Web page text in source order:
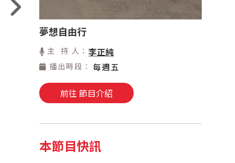
夢想自由行
主 持 人：李正純
播出時段： 每週五
前往 節目介紹
本節目快訊